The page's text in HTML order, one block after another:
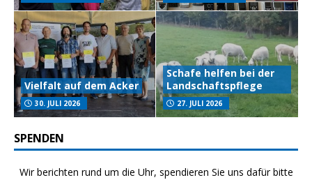
Vielfalt auf dem Acker
30. JULI 2026
Schafe helfen bei der
Landschaftspflege
27. JULI 2026
SPENDEN
Wir berichten rund um die Uhr, spendieren Sie uns dafür bitte